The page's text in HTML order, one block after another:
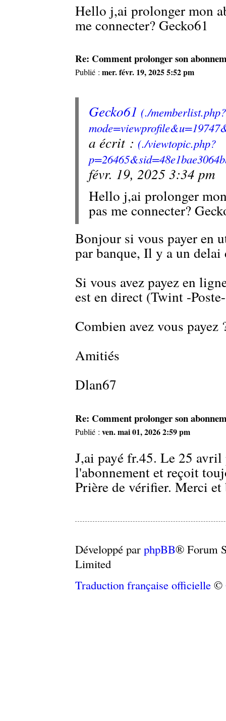
Hello j,ai prolonger mon
me connecter? Gecko61
Re: Comment prolonger son
Publié :mer. févr. 19, 2025 5:52 pm
Gecko61
a écrit :
févr. 19, 2025 3:34 pm
Hello j,ai prolonger
pas me connecter?
Bonjour si vous payer en
par banque, Il y a un
Si vous avez payez en
est en direct (Twint -
Combien avez vous payez
Amitiés
Dlan67
Re: Comment prolonger son
Publié :ven. mai 01, 2026 2:59 pm
J,ai payé fr.45. Le 25
l'abonnement et reçoit
Prière de vérifier. Merci
Développé parphpBB® Forum
Limited
Traduction française officielle ©